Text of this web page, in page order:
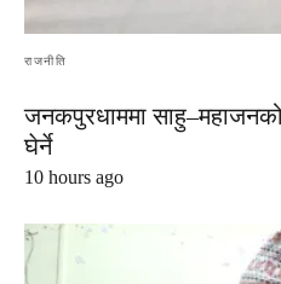
राजनीति
जनकपुरधाममा साहु–महाजनको
घेर्ने
10 hours ago